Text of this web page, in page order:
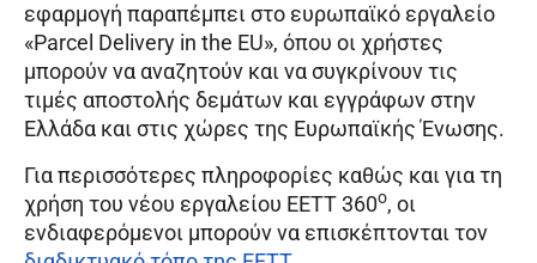
εφαρμογή παραπέμπει στο ευρωπαϊκό εργαλείο
«Parcel Delivery in the EU», όπου οι χρήστες
μπορούν να αναζητούν και να συγκρίνουν τις
τιμές αποστολής δεμάτων και εγγράφων στην
Ελλάδα και στις χώρες της Ευρωπαϊκής Ένωσης.
Για περισσότερες πληροφορίες καθώς και για τη
χρήση του νέου εργαλείου EETT 360o, οι
ενδιαφερόμενοι μπορούν να επισκέπτονται τον